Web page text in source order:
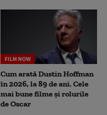
FILM NOW
Cum arată Dustin Hoffman
în 2026, la 89 de ani. Cele
mai bune filme și rolurile
de Oscar